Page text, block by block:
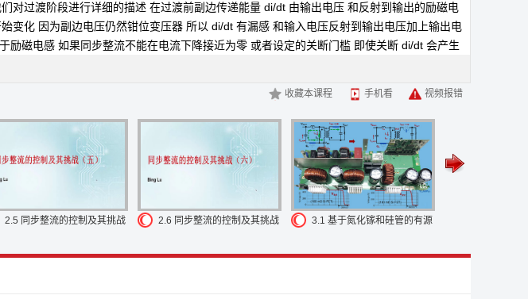
对过渡阶段进行详细的描述 在过渡前副边传递能量 di/dt 由输出电压 和反射到输出的励磁电
变化 因为副边电压仍然钳位变压器 所以 di/dt 有漏感 和输入电压反射到输出电压加上输出电
励磁电感 如果同步整流不能在电流下降接近为零 或者设定的关断门槛 即使关断 di/dt 会产生
当工作在 CCM 模式时 我们经常会选择一个
而且选择较小的 QRR即为反向恢复电荷因为反向恢复电荷和损耗直接相关降低 QRR 反向
MOS 管时 可以看到 QRR 不同 损耗差距非常明显 当关断同步整流较晚时它和二极管有较长
流较早时不需要快速响应的比较器但是当同步整流关断时电流继续流过 MOS 管的体二极
处理 同步整流体二极管的反向恢复损耗 另外如果我们有非常快的比较器关断同步整流就可
所以这样可以提高反向恢复的特性 前面的讨论同步整
有考虑噪音的影响事实上我们不得不考虑同步整流如何工作在噪音的环境下在这里以反激
也有比较大的振荡在 DCM 模式时当同步整流关断时变压器工作在断续振荡状态这个振荡
视频报错
手机看
收藏本课程
2.5 同步整流的控制及其挑战
2.6 同步整流的控制及其挑战
3.1 基于氮化镓和硅管的有源